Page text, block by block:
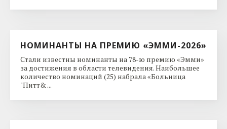
НОМИНАНТЫ НА ПРЕМИЮ «ЭММИ-2026»
Стали известны номинанты на 78-ю премию «Эмми»
за достижения в области телевидения. Наибольшее
количество номинаций (25) набрала «Больница
"Питт& ...